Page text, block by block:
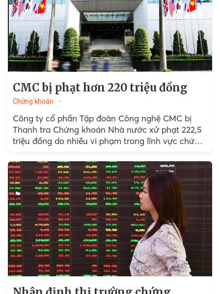
CMC bị phạt hơn 220 triệu đồng
Chứng khoán
Công ty cổ phần Tập đoàn Công nghệ CMC bị
Thanh tra Chứng khoán Nhà nước xử phạt 222,5
triệu đồng do nhiều vi phạm trong lĩnh vực chứng
phiếu của người lao động nhưng không báo cáo
theo quy định.